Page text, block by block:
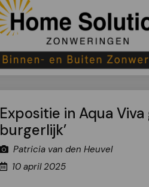
Expositie in Aqua
burgerlijk’
Patricia van den Heuvel
10 april 2025